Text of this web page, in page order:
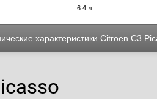
6.4 л.
характеристики Citroen C3